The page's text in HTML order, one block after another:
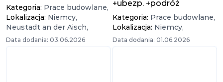
Kategoria: Prace budowlane,
Lokalizacja: Niemcy,
Neustadt an der Aisch,
Data dodania: 03.06.2026
+ubezp. +podróż
Kategoria: Prace budowlane,
Lokalizacja: Niemcy,
Data dodania: 01.06.2026